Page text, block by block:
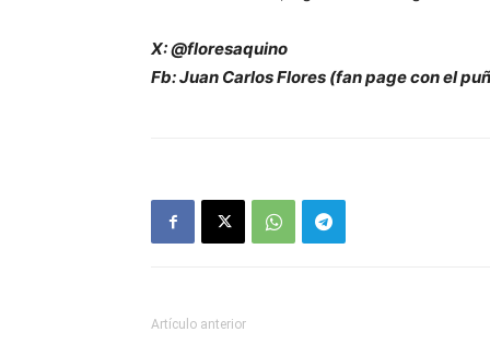
X: @floresaquino
Fb: Juan Carlos Flores (fan page con el
Artículo anterior